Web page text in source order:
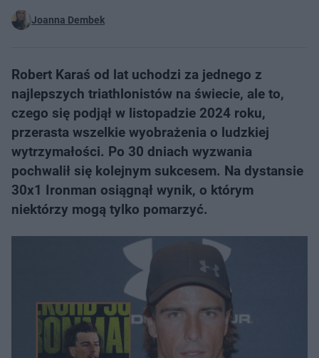
Joanna Dembek
Robert Karaś od lat uchodzi za jednego z
najlepszych triathlonistów na świecie, ale to,
czego się podjął w listopadzie 2024 roku,
przerasta wszelkie wyobrażenia o ludzkiej
wytrzymałości. Po 30 dniach wyzwania
pochwalił się kolejnym sukcesem. Na dystansie
30x1 Ironman osiągnął wynik, o którym
niektórzy mogą tylko pomarzyć.